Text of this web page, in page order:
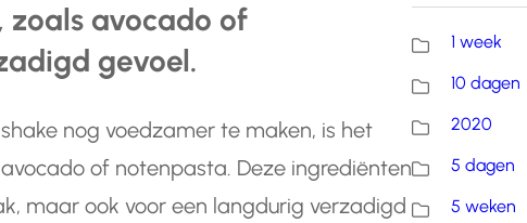
avocado of
gevoel.
nog voedzamer te maken, is het
of notenpasta. Deze ingrediënten
maar ook voor een langdurig verzadigd
1 week
10 dagen
2020
5 dagen
5 weken